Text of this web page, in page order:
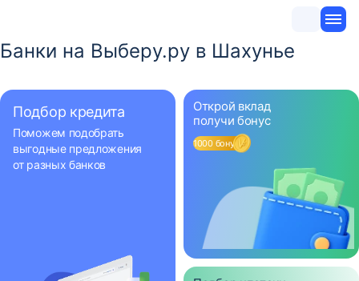
Банки на Выберу.ру в Шахунье
Подбор кредита
Поможем подобрать
выгодные предложения
от разных банков
Открой вклад
получи бонус
1000 бонусов